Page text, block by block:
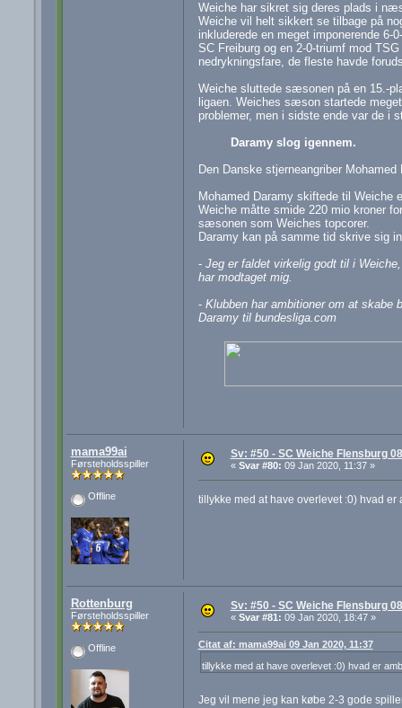
Weiche har sikret sig deres plads i
Weiche vil helt sikkert se tilbage på
inkluderede en meget imponerende 6-
SC Freiburg og en 2-0-triumf mod
nedrykningsfare, de fleste havde
Weiche sluttede sæsonen på en 15.-
ligaen. Weiches sæson startede
problemer, men i sidste ende var de i
Daramy slog igennem.
Den Danske stjerneangriber
Mohamed Daramy skiftede til
Weiche måtte smide 220 mio kroner
sæsonen som Weiches topcorer.
Daramy kan på samme tid skrive sig
- Jeg er faldet virkelig godt til i
har modtaget mig.
- Klubben har ambitioner om at
Daramy til bundesliga.com
mama99ai
Førsteholdsspiller
Offline
Sv: #50 - SC Weiche Flensburg
« Svar #80: 09 Jan 2020, 11:37 »
tillykke med at have overlevet :0) hvad
Rottenburg
Førsteholdsspiller
Offline
Sv: #50 - SC Weiche Flensburg
« Svar #81: 09 Jan 2020, 18:47 »
Citat af: mama99ai 09 Jan 2020, 11:37
tillykke med at have overlevet :0) hvad er
Jeg vil mene jeg kan købe 2-3 gode